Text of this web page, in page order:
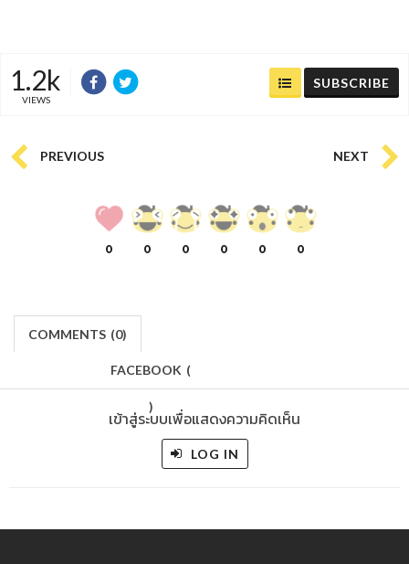
1.2k
VIEWS
SUBSCRIBE
PREVIOUS NEXT
0 0 0 0 0 0
COMMENTS (0)
FACEBOOK (
)
เข้าสู่ระบบเพื่อแสดงความคิดเห็น
LOG IN